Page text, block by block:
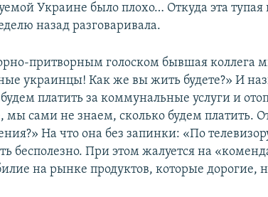
Украине было плохо… Откуда эта тупая
назад разговаривала.
притворным голоском бывшая коллега
украинцы! Как же вы жить будете?» И
платить за коммунальные услуги и
сами не знаем, сколько будем платить.
На что она без запинки: «По
бесполезно. При этом жалуется на
на рынке продуктов, которые дорогие,